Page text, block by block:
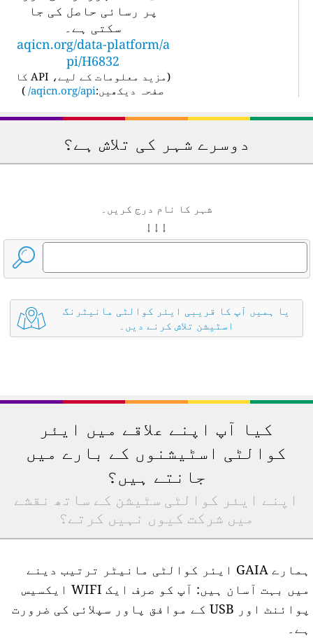
پر رسائی حاصل کی جا
سکتی ہے۔
aqicn.org/data-platform/a
pi/H6832
مزید معلومات کے لیے، API کا
صفحہ دیکھیں:aqicn.org/api/
)
دوسرے شہر کی تلاش ہے؟
شہر کا نام درج کریں۔
↓ ↓ ↓
یا ہمیں آپ کا قریبی ایئر کوالٹی مانیٹرنگ
اسٹیشن تلاش کرنے دیں۔
کیا آپ اپنے علاقے میں ایئر
کوالٹی اسٹیشنوں کے بارے میں
جانتے ہیں؟
اپنے ایئر کوالٹی سٹیشن کے ساتھ نقشے
میں شرکت کیوں نہیں کرتے؟
ہمارے GAIA ایئر کوالٹی مانیٹر ترتیب دینے
میں بہت آسان ہیں: آپ کو صرف ایک WIFI ایکسیس
پوائنٹ اور USB کے موافق پاور سپلائی کی ضرورت
ہے۔